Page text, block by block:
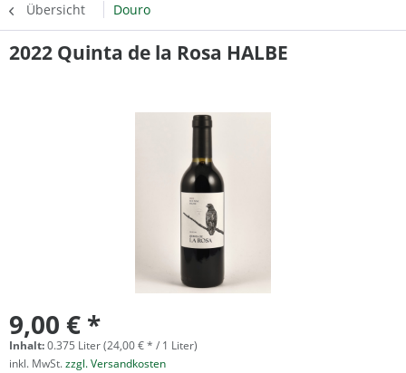
Übersicht Douro
2022 Quinta de la Rosa HALBE
9,00 € *
Inhalt:0.375 Liter (24,00 € * / 1 Liter)
inkl. MwSt.zzgl. Versandkosten